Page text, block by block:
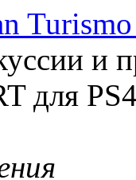
Turismo
и
для